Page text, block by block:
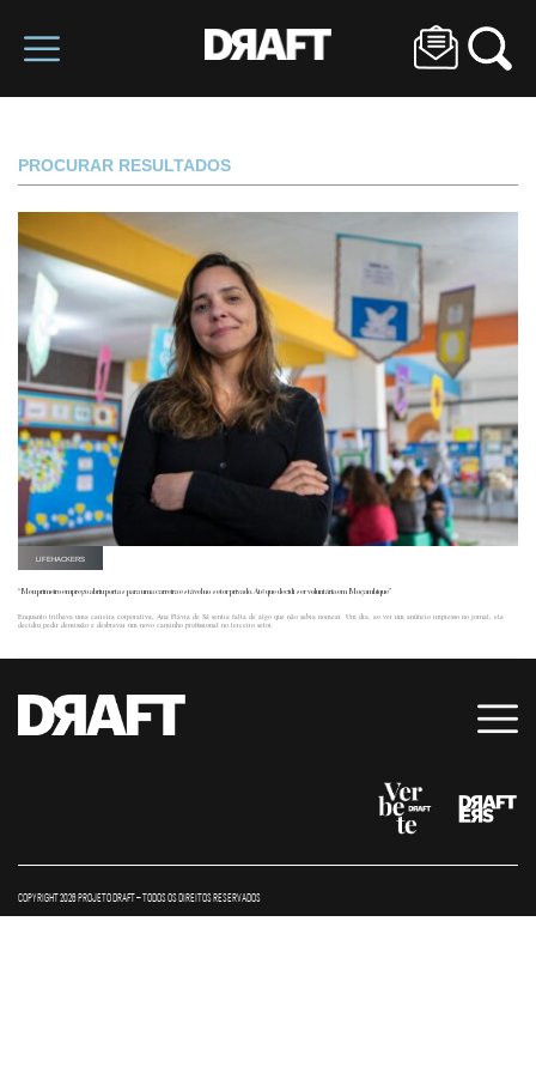
PROCURAR RESULTADOS
LIFEHACKERS
“Meu primeiro emprego abriu portas para uma carreira estável no setor privado. Até que decidi ser voluntária em Moçambique”
Enquanto trilhava uma carreira corporativa, Ana Flávia de Sá sentia falta de algo que não sabia nomear. Um dia, ao ver um anúncio impresso no jornal, ela
decidiu pedir demissão e desbravar um novo caminho profissional no terceiro setor.
COPYRIGHT 2026 PROJETO DRAFT – TODOS OS DIREITOS RESERVADOS